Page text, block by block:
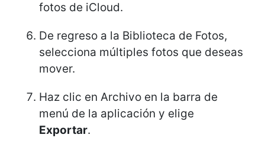
fotos de iCloud.
De regreso a la Biblioteca de Fotos,
selecciona múltiples fotos que deseas
mover.
Haz clic en Archivo en la barra de
menú de la aplicación y elige
Exportar.